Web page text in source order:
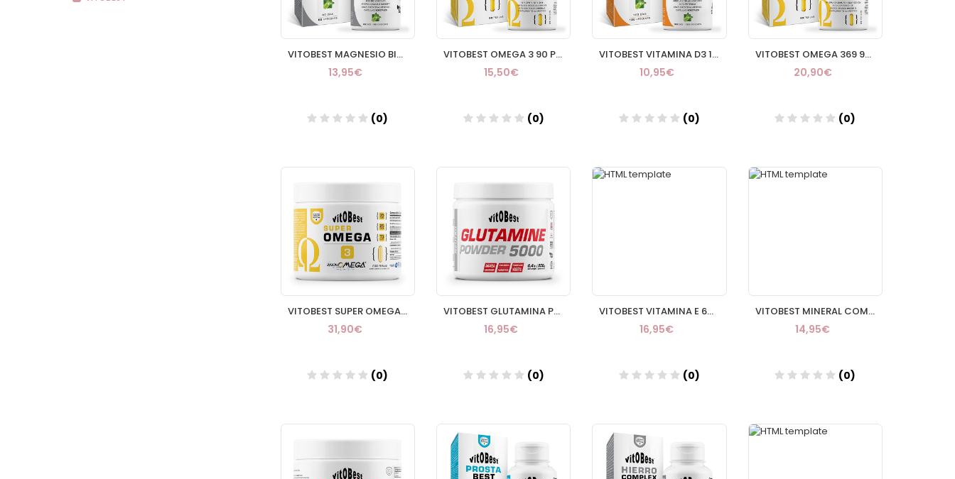
VITOBEST MAGNESIO BISGLISCINATO 400MG 60 CPAS
13,95€
(0)
VITOBEST OMEGA 3 90 PERLAS
15,50€
(0)
VITOBEST VITAMINA D3 100CAPS
10,95€
(0)
Añadir
VITOBEST OMEGA 369 90 PERLAS
20,90€
(0)
Añadir
VITOBEST SUPER OMEGA 3 200 PERLAS
31,90€
(0)
VITOBEST GLUTAMINA POWDER 5000 200G
16,95€
(0)
VITOBEST VITAMINA E 60 CAPS
16,95€
(0)
VITOBEST MINERAL COMPLEX 60 CAPS
14,95€
(0)
Añadir